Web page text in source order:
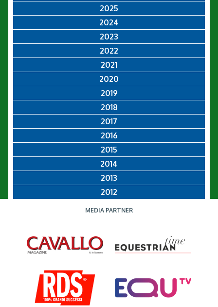
2025
2024
2023
2022
2021
2020
2019
2018
2017
2016
2015
2014
2013
2012
MEDIA PARTNER